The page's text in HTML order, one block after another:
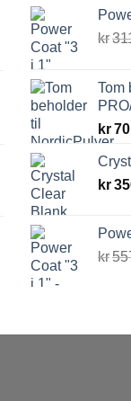
kr
Tom
kr
kr
kr